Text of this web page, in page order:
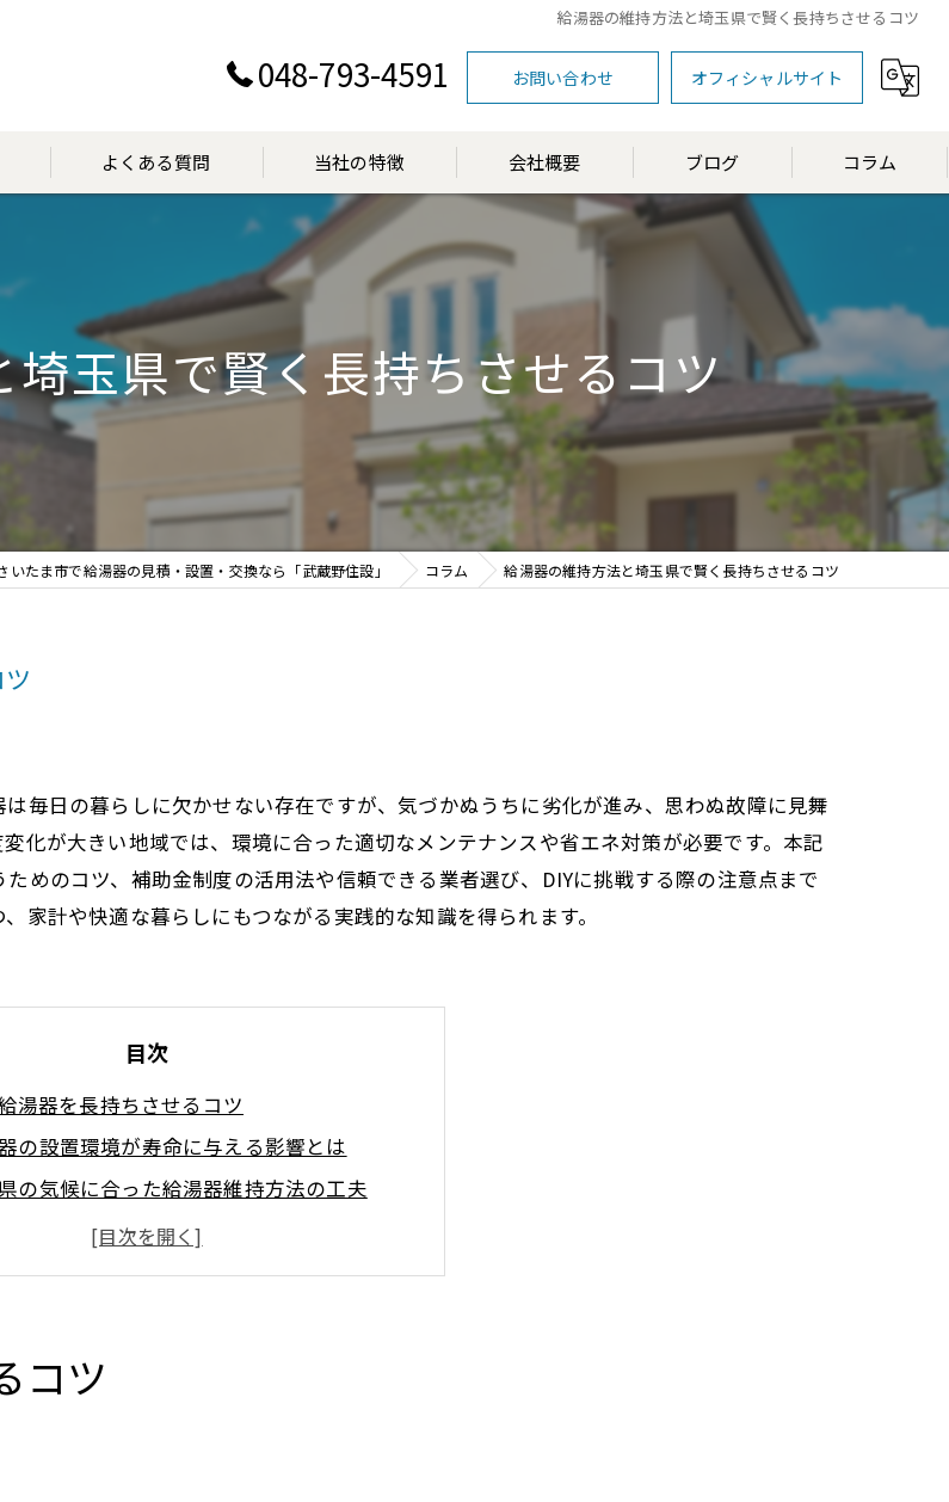
給湯器の維持方法と埼玉県で賢く長持ちさせるコツ
048-793-4591 お問い合わせ オフィシャルサイト
よくある質問 当社の特徴
設置
交換
点検
会社概要
漫画特集
ブログ コラム
玉県で賢く長持ちさせるコツ
いたま市で給湯器の見積・設置・交換なら「武蔵野住設」 コラム 給湯器の維持方法と埼玉県で賢く長持ちさせるコツ
毎日の暮らしに欠かせない存在ですが、気づかぬうちに劣化が進み、思わぬ故障に見舞
化が大きい地域では、環境に合った適切なメンテナンスや省エネ対策が必要です。本記
めのコツ、補助金制度の活用法や信頼できる業者選び、DIYに挑戦する際の注意点まで
家計や快適な暮らしにもつながる実践的な知識を得られます。
目次
湯器を長持ちさせるコツ
の設置環境が寿命に与える影響とは
の気候に合った給湯器維持方法の工夫
の使い方で給湯器を長持ちさせるポイント
の劣化を防ぐための定期清掃の重要性
い知識で給湯器の交換時期を判断する方法
命を延ばす維持方法を解説
コツ